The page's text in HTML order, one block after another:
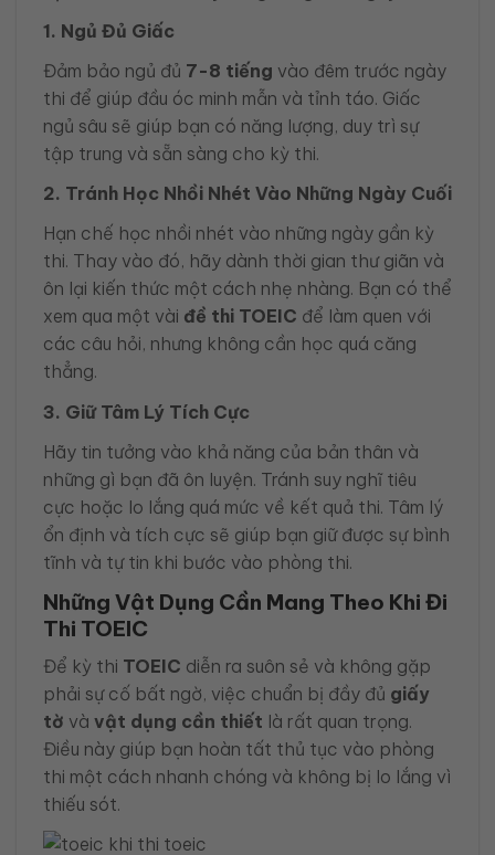
1. Ngủ Đủ Giấc
Đảm bảo ngủ đủ 7-8 tiếng vào đêm trước ngày
thi để giúp đầu óc minh mẫn và tỉnh táo. Giấc
ngủ sâu sẽ giúp bạn có năng lượng, duy trì sự
tập trung và sẵn sàng cho kỳ thi.
2. Tránh Học Nhồi Nhét Vào Những Ngày Cuối
Hạn chế học nhồi nhét vào những ngày gần kỳ
thi. Thay vào đó, hãy dành thời gian thư giãn và
ôn lại kiến thức một cách nhẹ nhàng. Bạn có thể
xem qua một vài đề thi TOEIC để làm quen với
các câu hỏi, nhưng không cần học quá căng
thẳng.
3. Giữ Tâm Lý Tích Cực
Hãy tin tưởng vào khả năng của bản thân và
những gì bạn đã ôn luyện. Tránh suy nghĩ tiêu
cực hoặc lo lắng quá mức về kết quả thi. Tâm lý
ổn định và tích cực sẽ giúp bạn giữ được sự bình
tĩnh và tự tin khi bước vào phòng thi.
Những Vật Dụng Cần Mang Theo Khi Đi
Thi TOEIC
Để kỳ thi TOEIC diễn ra suôn sẻ và không gặp
phải sự cố bất ngờ, việc chuẩn bị đầy đủ giấy
tờ và vật dụng cần thiết là rất quan trọng.
Điều này giúp bạn hoàn tất thủ tục vào phòng
thi một cách nhanh chóng và không bị lo lắng vì
thiếu sót.